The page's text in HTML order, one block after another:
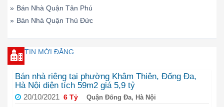
» Bán Nhà Quận Tân Phú
» Bán Nhà Quận Thủ Đức
TIN MỚI ĐĂNG
Bán nhà riêng tại phường Khâm Thiên, Đống Đa,
Hà Nội diện tích 59m2 giá 5,9 tỷ
20/10/2021 6 Tỷ Quận Đống Đa, Hà Nội